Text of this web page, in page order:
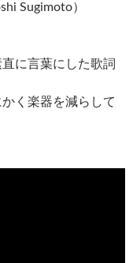
Sugimoto）
に言葉にした歌詞
く楽器を減らして